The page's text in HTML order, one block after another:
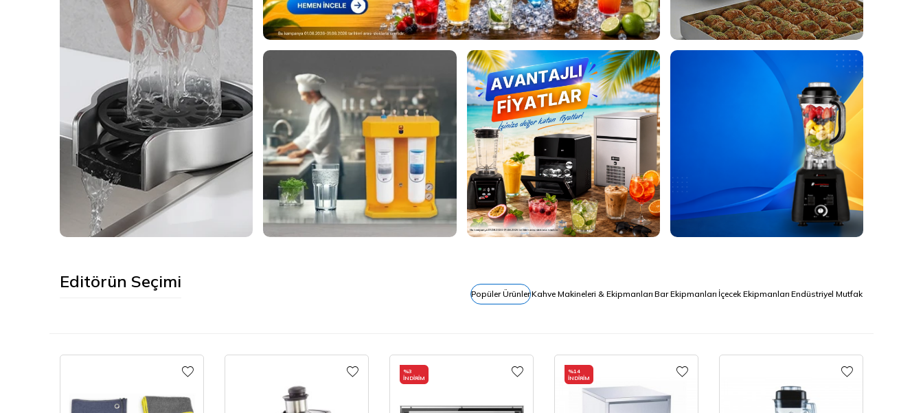
Sistemleri
Almetal Baklava
Aynı gün kargo
Şimdi Keşfet
Editörün Seçimi
Popüler ÜrünlerKahve Makineleri & Ekipmanları Bar Ekipmanları İçecek Ekipmanları Endüstriyel Mutfak
%3
İNDIRIM
%14
İNDIRIM